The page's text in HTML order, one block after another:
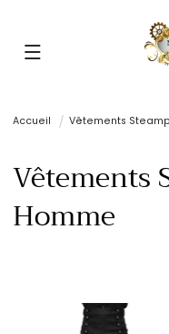
CONTENU
Accueil Vêtements
C
o
Vêtements
Homme